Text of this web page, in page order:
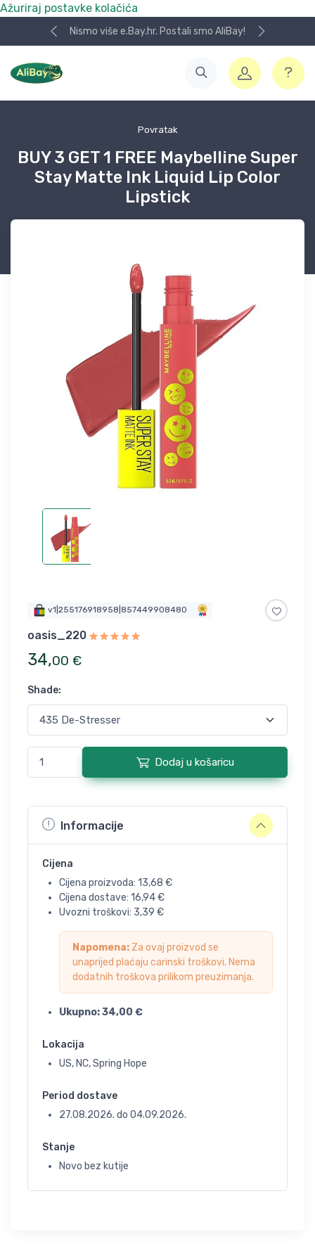
Ažuriraj postavke kolačića
Nismo više e.Bay.hr. Postali smo AliBay!
Povratak
BUY 3 GET 1 FREE Maybelline Super
Stay Matte Ink Liquid Lip Color
Lipstick
v1|255176918958|857449908480
oasis_220
34,00 €
Shade:
Dodaj u košaricu
Informacije
Cijena
Cijena proizvoda: 13,68 €
Cijena dostave: 16,94€
Uvozni troškovi: 3,39 €
Napomena: Za ovaj proizvod se
unaprijed plaćaju carinski troškovi. Nema
dodatnih troškova prilikom preuzimanja.
Ukupno:34,00 €
Lokacija
US, NC, Spring Hope
Period dostave
27.08.2026. do 04.09.2026.
Stanje
Novo bez kutije